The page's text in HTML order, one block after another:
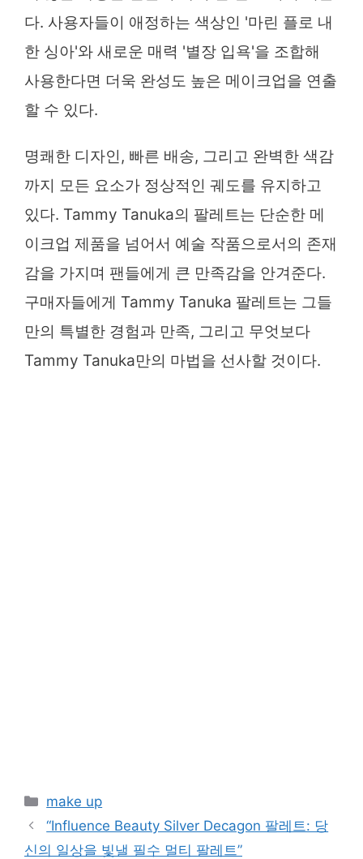
다. 사용자들이 애정하는 색상인 '마린 플로 내
한 싱아'와 새로운 매력 '별장 입욕'을 조합해
사용한다면 더욱 완성도 높은 메이크업을 연출
할 수 있다.
명쾌한 디자인, 빠른 배송, 그리고 완벽한 색감
까지 모든 요소가 정상적인 궤도를 유지하고
있다. Tammy Tanuka의 팔레트는 단순한 메
이크업 제품을 넘어서 예술 작품으로서의 존재
감을 가지며 팬들에게 큰 만족감을 안겨준다.
구매자들에게 Tammy Tanuka 팔레트는 그들
만의 특별한 경험과 만족, 그리고 무엇보다
Tammy Tanuka만의 마법을 선사할 것이다.
Categories
make up
“Influence Beauty Silver Decagon 팔레트: 당
신의 일상을 빛낼 필수 멀티 팔레트”